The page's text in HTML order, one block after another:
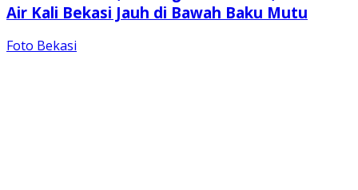
Air Kali Bekasi Jauh di Bawah Baku Mutu
Foto Bekasi